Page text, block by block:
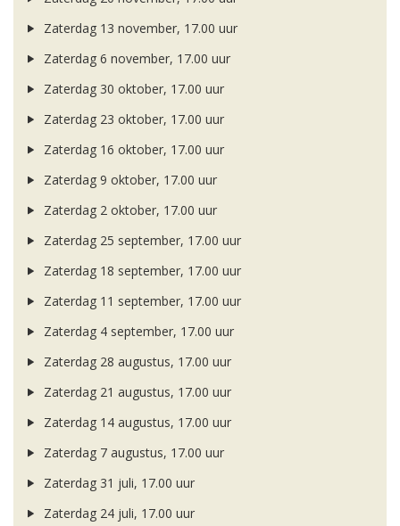
Zaterdag 13 november, 17.00 uur
Zaterdag 6 november, 17.00 uur
Zaterdag 30 oktober, 17.00 uur
Zaterdag 23 oktober, 17.00 uur
Zaterdag 16 oktober, 17.00 uur
Zaterdag 9 oktober, 17.00 uur
Zaterdag 2 oktober, 17.00 uur
Zaterdag 25 september, 17.00 uur
Zaterdag 18 september, 17.00 uur
Zaterdag 11 september, 17.00 uur
Zaterdag 4 september, 17.00 uur
Zaterdag 28 augustus, 17.00 uur
Zaterdag 21 augustus, 17.00 uur
Zaterdag 14 augustus, 17.00 uur
Zaterdag 7 augustus, 17.00 uur
Zaterdag 31 juli, 17.00 uur
Zaterdag 24 juli, 17.00 uur